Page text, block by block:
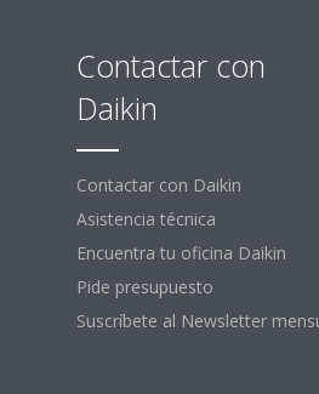
Contactar con
Daikin
Contactar con Daikin
Asistencia técnica
Encuentra tu oficina Daikin
Pide presupuesto
Suscríbete al Newsletter